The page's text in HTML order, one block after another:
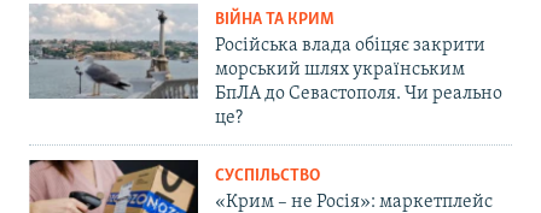
ВІЙНА ТА КРИМ
Російська влада обіцяє закрити
морський шлях українським
БпЛА до Севастополя. Чи реально
це?
СУСПІЛЬСТВО
«Крим – не Росія»: маркетплейс